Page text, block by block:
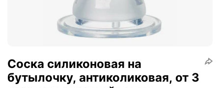
Соска силиконовая на
бутылочку, антиколиковая, от 3